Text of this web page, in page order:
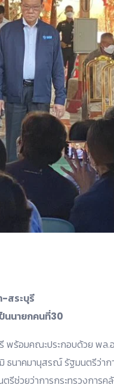
-สระบุรี
นนายกคนที่30
พร้อมคณะประกอบด้วย พล
ธนาคมานุสรณ์ รัฐมนตรีว่าก
ช่วยว่าการกระทรวงการค